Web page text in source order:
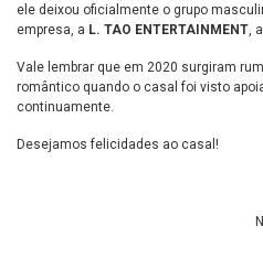
ele deixou oficialmente o grupo
empresa, a L. TAO ENTERTAINMENT,
Vale lembrar que em 2020 surgiram
romântico quando o casal foi visto
continuamente.
Desejamos felicidades ao casal!